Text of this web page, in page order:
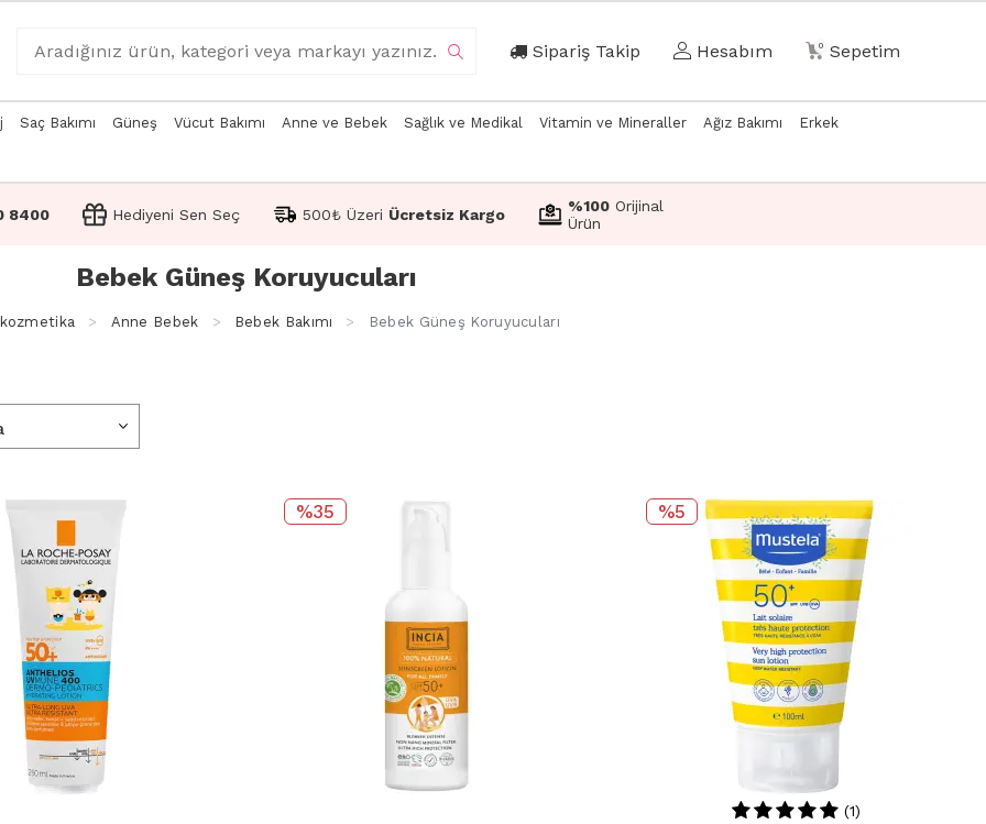
Sipariş Takip Hesabım 0 Sepetim
Saç Bakımı Güneş Vücut Bakımı Anne ve Bebek Sağlık ve Medikal Vitamin ve Mineraller Ağız Bakımı Erkek
8400 Hediyeni Sen Seç 500₺ Üzeri Ücretsiz Kargo %100 Orijinal
Ürün
Bebek Güneş Koruyucuları
Anne Bebek Bebek Bakımı Bebek Güneş Koruyucuları
%35 %5
(1)